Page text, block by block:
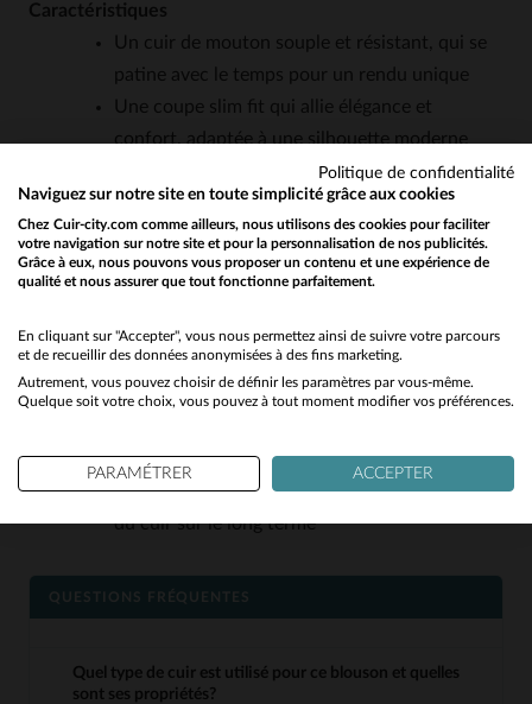
Caractéristiques
Un cuir de mouton souple et résistant, qui se
patine avec le temps pour un rendu unique
Une coupe slim fit qui allie élégance et
confort, adaptée à une silhouette moderne
Des détails inspirés de l’aviation: médaillon
Patrouille de France, zips aux manches,
doublure imprimée
Une couleur bleu marine intemporelle, facile à
Des finitions soignées: bordures en côtes,
poches fonctionnelles, fermeture zip
métallique
intermédiaires et les hivers doux
Un entretien simple pour préserver la beauté
du cuir sur le long terme
QUESTIONS FRÉQUENTES
Quel type de cuir est utilisé pour ce blouson et quelles
sont ses propriétés?
Would you like to be redirected to our English site?
No
Yes
Politique de confidentialité
Naviguez sur notre site en toute simplicité grâce aux cookies
Chez Cuir-city.com comme ailleurs, nous utilisons des cookies pour faciliter
votre navigation sur notre site et pour la personnalisation de nos publicités.
Grâce à eux, nous pouvons vous proposer un contenu et une expérience de
qualité et nous assurer que tout fonctionne parfaitement.
En cliquant sur "Accepter", vous nous permettez ainsi de suivre votre parcours
et de recueillir des données anonymisées à des fins marketing.
Autrement, vous pouvez choisir de définir les paramètres par vous-même.
Quelque soit votre choix, vous pouvez à tout moment modifier vos préférences.
PARAMÉTRER ACCEPTER